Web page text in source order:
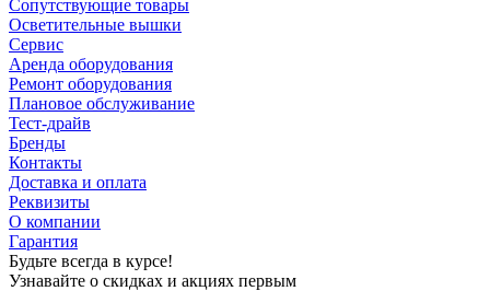
Сопутствующие товары
Осветительные вышки
Сервис
Аренда оборудования
Ремонт оборудования
Плановое обслуживание
Тест-драйв
Бренды
Контакты
Доставка и оплата
Реквизиты
О компании
Гарантия
Будьте всегда в курсе!
Узнавайте о скидках и акциях первым